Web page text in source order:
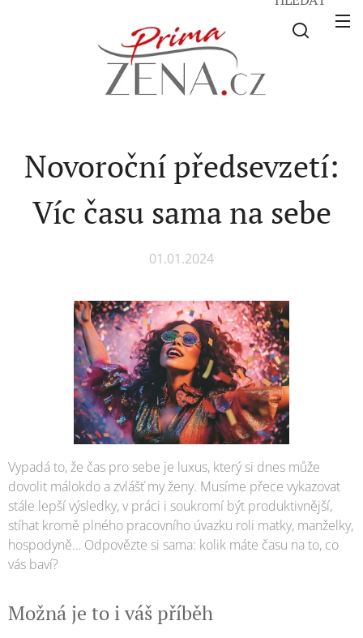
Novoroční předsevzetí:
Víc času sama na sebe
01.01.2024
Vypadá to, že čas pro sebe je luxus, který si dnes může
dovolit málokdo a zvlášť my ženy. Musíme přece vykazovat
stále lepší výsledky, v práci i soukromí být produktivnější,
stíhat kromě plného pracovního úvazku roli matky, manželky,
hospodyně… Odpovězte si sama: kolik máte času na to, co
vás baví?
Možná je to i váš příběh